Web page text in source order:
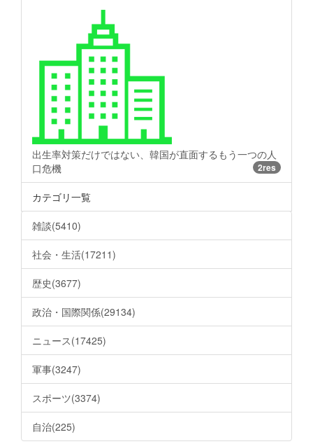
出生率対策だけではない、韓国が直面するもう一つの人
口危機
2res
カテゴリ一覧
雑談(5410)
社会・生活(17211)
歴史(3677)
政治・国際関係(29134)
ニュース(17425)
軍事(3247)
スポーツ(3374)
自治(225)